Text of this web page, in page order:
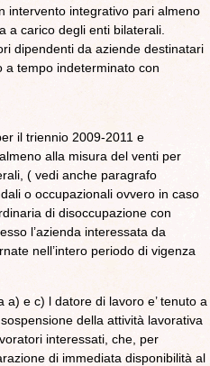
intervento integrativo pari almeno
a carico degli enti bilaterali.
dipendenti da aziende destinatari
a tempo indeterminato con
il triennio 2009-2011 e
alla misura del venti per
( vedi anche paragrafo
o occupazionali ovvero in caso
di disoccupazione con
l’azienda interessata da
nell’intero periodo di vigenza
e c) l datore di lavoro e’ tenuto a
della attività lavorativa
interessati, che, per
di immediata disponibilità al